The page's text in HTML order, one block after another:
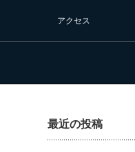
アクセス
最近の投稿